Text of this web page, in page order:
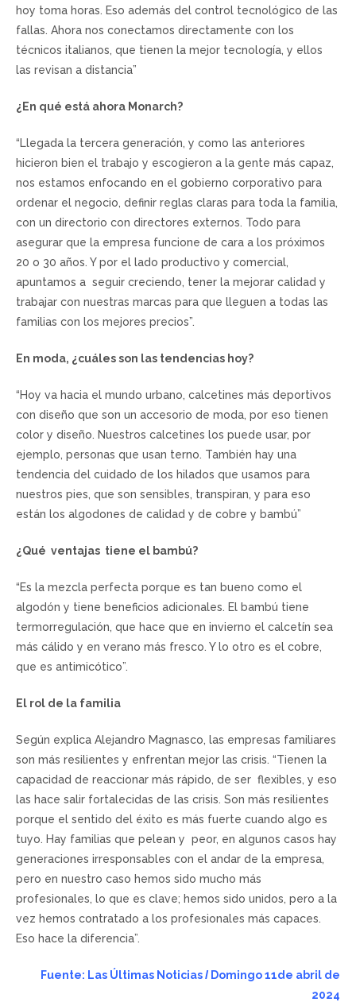
hoy toma horas. Eso además del control tecnológico de las
fallas. Ahora nos conectamos directamente con los
técnicos italianos, que tienen la mejor tecnología, y ellos
las revisan a distancia”
¿En qué está ahora Monarch?
“Llegada la tercera generación, y como las anteriores
hicieron bien el trabajo y escogieron a la gente más capaz,
nos estamos enfocando en el gobierno corporativo para
ordenar el negocio, definir reglas claras para toda la familia,
con un directorio con directores externos. Todo para
asegurar que la empresa funcione de cara a los próximos
20 o 30 años. Y por el lado productivo y comercial,
apuntamos a seguir creciendo, tener la mejorar calidad y
trabajar con nuestras marcas para que lleguen a todas las
familias con los mejores precios”.
En moda, ¿cuáles son las tendencias hoy?
“Hoy va hacia el mundo urbano, calcetines más deportivos
con diseño que son un accesorio de moda, por eso tienen
color y diseño. Nuestros calcetines los puede usar, por
ejemplo, personas que usan terno. También hay una
tendencia del cuidado de los hilados que usamos para
nuestros pies, que son sensibles, transpiran, y para eso
están los algodones de calidad y de cobre y bambú”
¿Qué ventajas tiene el bambú?
“Es la mezcla perfecta porque es tan bueno como el
algodón y tiene beneficios adicionales. El bambú tiene
termorregulación, que hace que en invierno el calcetín sea
más cálido y en verano más fresco. Y lo otro es el cobre,
que es antimicótico”.
El rol de la familia
Según explica Alejandro Magnasco, las empresas familiares
son más resilientes y enfrentan mejor las crisis. “Tienen la
capacidad de reaccionar más rápido, de ser flexibles, y eso
las hace salir fortalecidas de las crisis. Son más resilientes
porque el sentido del éxito es más fuerte cuando algo es
tuyo. Hay familias que pelean y peor, en algunos casos hay
generaciones irresponsables con el andar de la empresa,
pero en nuestro caso hemos sido mucho más
profesionales, lo que es clave; hemos sido unidos, pero a la
vez hemos contratado a los profesionales más capaces.
Eso hace la diferencia”.
Fuente: Las Últimas NoticiasI Domingo 11de abril de
2024